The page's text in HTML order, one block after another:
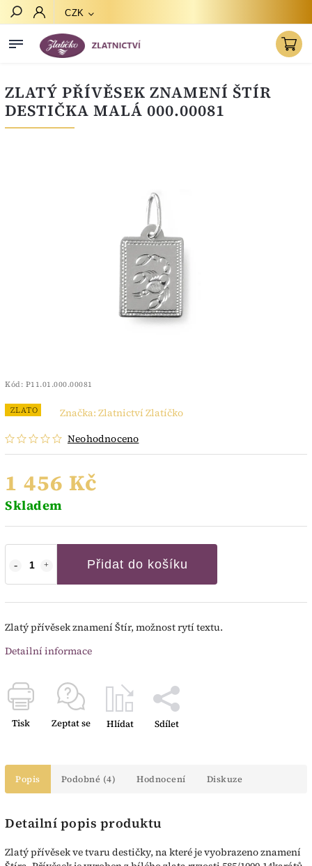
CZK
ZLATÝ PŘÍVĚSEK ZNAMENÍ ŠTÍR
DESTIČKA MALÁ 000.00081
Kód: P11.01.000.00081
ZLATO
Neohodnoceno
Značka: Zlatnictví Zlatíčko
1 456 Kč
Skladem
Přidat do košíku
Zlatý přívěsek znamení Štír, možnost rytí textu.
Detailní informace
Tisk Zeptat se Hlídat Sdílet
Popis Podobné (4) Hodnocení Diskuze
Detailní popis produktu
Zlatý přívěsek ve tvaru destičky, na které je vyobrazeno znamení